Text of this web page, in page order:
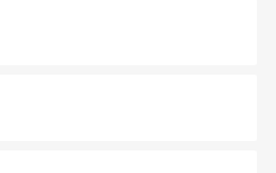
風情を楽しめる外せないスポット